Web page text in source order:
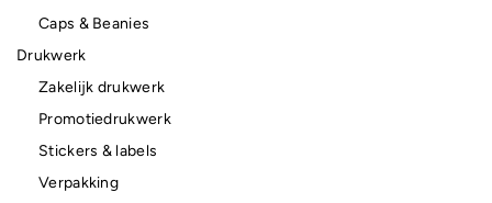
Caps & Beanies
Drukwerk
Zakelijk drukwerk
Promotiedrukwerk
Stickers & labels
Verpakking